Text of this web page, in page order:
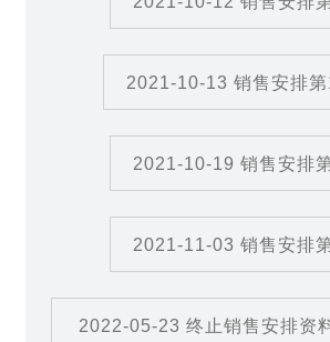
2021-10-13 销售安排
2021-10-19 销售安排
2021-11-03 销售安排
2022-05-23 终止销售安排资